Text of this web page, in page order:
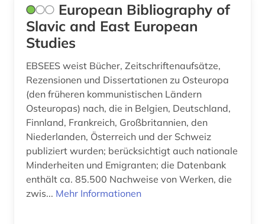
klassische philologie (1)
kolonialismus (1)
komintern (1)
kominternarchiv (1)
kommunismus (3)
European Bibliography of
Slavic and East European
Studies
EBSEES weist Bücher, Zeitschriftenaufsätze,
Rezensionen und Dissertationen zu Osteuropa
(den früheren kommunistischen Ländern
Osteuropas) nach, die in Belgien, Deutschland,
Finnland, Frankreich, Großbritannien, den
Niederlanden, Österreich und der Schweiz
publiziert wurden; berücksichtigt auch nationale
Minderheiten und Emigranten; die Datenbank
enthält ca. 85.500 Nachweise von Werken, die
zwis... Mehr Informationen